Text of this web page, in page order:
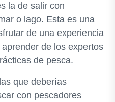
la de salir con
o lago. Esta es una
de una experiencia
de los expertos
de pesca.
que deberías
con pescadores